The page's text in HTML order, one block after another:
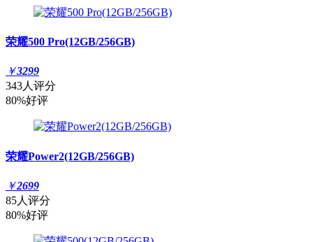
荣耀500 Pro(12GB/256GB)
￥3299
343人评分
80%好评
荣耀Power2(12GB/256GB)
￥2699
85人评分
80%好评